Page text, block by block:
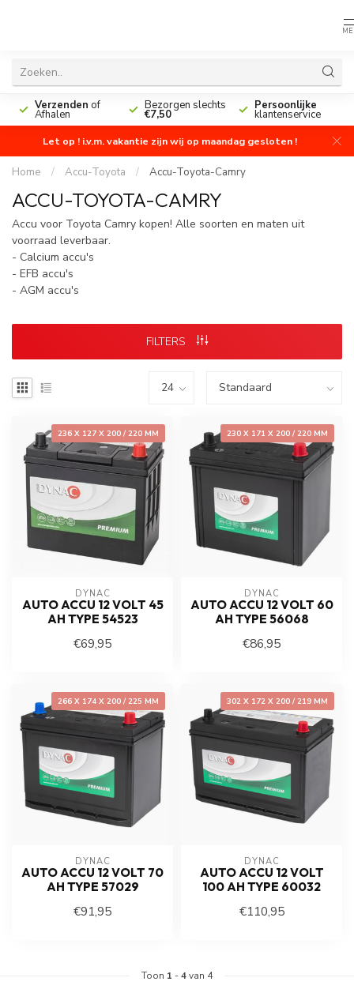
Verzenden of
Afhalen
Bezorgen slechts
€7,50
Persoonlijke
klantenservice
Let op ! i.v.m. vakantie zijn wij op maandag gesloten !
Home / Accu-Toyota / Accu-Toyota-Camry
ACCU-TOYOTA-CAMRY
Accu voor Toyota Camry kopen! Alle soorten en maten uit
voorraad leverbaar.
- Calcium accu's
- EFB accu's
- AGM accu's
FILTERS
236 X 127 X 200 / 220 MM
DYNAC
AUTO ACCU 12 VOLT 45
AH TYPE 54523
€69,95
230 X 171 X 200 / 220 MM
DYNAC
AUTO ACCU 12 VOLT 60
AH TYPE 56068
€86,95
266 X 174 X 200 / 225 MM
DYNAC
AUTO ACCU 12 VOLT 70
AH TYPE 57029
€91,95
302 X 172 X 200 / 219 MM
DYNAC
AUTO ACCU 12 VOLT
100 AH TYPE 60032
€110,95
Toon 1 -4van 4